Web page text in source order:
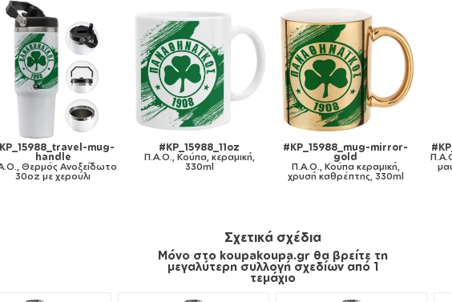
#KP_15988_mug-mirror-
gold
Π.Α.Ο., Κούπα κεραμική,
χρυσή καθρέπτης, 330ml
#KP_15988_11ozcBLACK
Π.Α.Ο., Κούπα χρωματιστή
μαύρη, κεραμική, 330ml
#KP_15988_metaldouble
Π.Α.Ο., Κούπα Ανοξείδωτη
διπλού τοιχώματος 300ml
Σχετικά σχέδια
Μόνο στο koupakoupa.gr θα βρείτε τη
μεγαλύτερη συλλογή σχεδίων από 1
τεμάχιο